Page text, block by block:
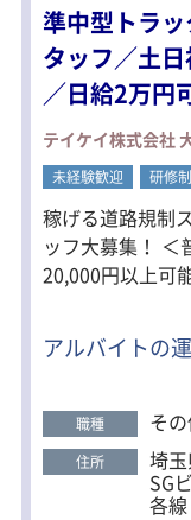
先
※4
に
＜
■千
船橋
社
社
準中型トラ
タッフ／土
／日給2万円
テイケイ株式会社
未経験歓迎 研修
稼げる道路規制
ッフ大募集！ ＜
20,000円以上可
「本業の合間に
だけ働きたい」
クラク。 ・中型
重労働や長距離
大手会社ならではの
月のみ交通誘導
アルバイトの
職種 そ
住所 埼
SG
各